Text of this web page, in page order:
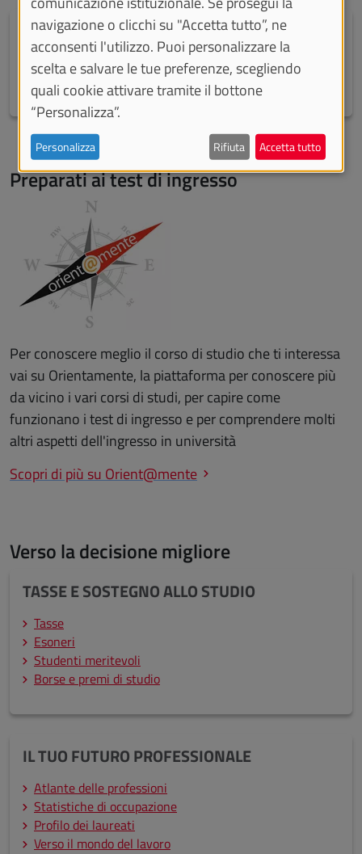
Qual è il lavoro che vorresti fare
Atlante delle professioni
Preparati ai test di ingresso
Per conoscere meglio il corso di studio che ti interessa
vai su Orientamente, la piattaforma per conoscere più
da vicino i vari corsi di studi, per capire come
funzionano i test di ingresso e per comprendere molti
altri aspetti dell'ingresso in università
Scopri di più su Orient@mente
Verso la decisione migliore
TASSE E SOSTEGNO ALLO STUDIO
Tasse
Esoneri
Studenti meritevoli
Borse e premi di studio
IL TUO FUTURO PROFESSIONALE
Atlante delle professioni
Statistiche di occupazione
Profilo dei laureati
Verso il mondo del lavoro
navigazione o clicchi su "Accetta tutto”, ne
acconsenti l'utilizzo. Puoi personalizzare la
scelta e salvare le tue preferenze, scegliendo
quali cookie attivare tramite il bottone
“Personalizza”.
Personalizza Rifiuta Accetta tutto